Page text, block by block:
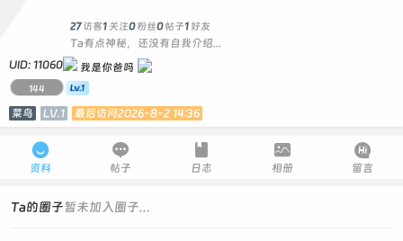
27 访客1 关注0粉丝0 帖子1 好友
Ta有点神秘，还没有自我介绍...
UID: 11060
我是你爸吗
144
菜鸟 LV.1 最后访问2026-8-2 14:36

资料

帖子

日志

相册

留言
Ta的圈子暂未加入圈子...